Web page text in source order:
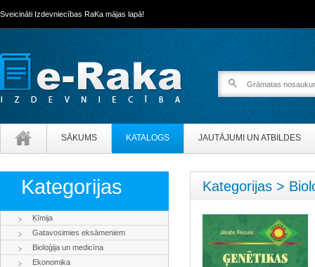
Sveicināti Izdevniecības RaKa mājas lapā!
SĀKUMS KATALOGS JAUTĀJUMI UN ATBILDES
Kategorijas
Ķīmija
Gatavosimies eksāmeniem
Bioloģija un medicīna
Ekonomika
Kategorijas >